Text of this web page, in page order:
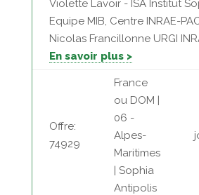
Violette Lavoir - ISA Institut
Equipe MIB, Centre INRAE-
Nicolas Francillonne URGI
En savoir plus >
Offre:
74929
France
ou DOM |
06 -
Alpes-
Maritimes
| Sophia
Antipolis